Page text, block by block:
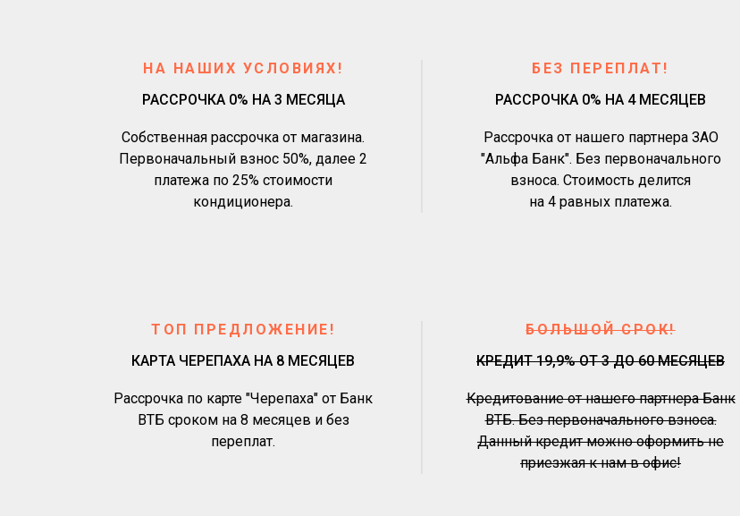
НА НАШИХ УСЛОВИЯХ!
РАССРОЧКА 0% НА 3 МЕСЯЦА
Собственная рассрочка от магазина.
Первоначальный взнос 50%, далее 2
платежа по 25% стоимости
кондиционера.
БЕЗ ПЕРЕПЛАТ!
РАССРОЧКА 0% НА 4 МЕСЯЦЕВ
Рассрочка от нашего партнера ЗАО
"Альфа Банк". Без первоначального
взноса. Стоимость делится
на 4 равных платежа.
ТОП ПРЕДЛОЖЕНИЕ!
КАРТА ЧЕРЕПАХА НА 8 МЕСЯЦЕВ
Рассрочка по карте "Черепаха" от Банк
ВТБ сроком на 8 месяцев и без
переплат.
БОЛЬШОЙ СРОК!
КРЕДИТ 19,9% ОТ 3 ДО 60 МЕСЯЦЕВ
Кредитование от нашего партнера Банк
ВТБ. Без первоначального взноса.
Данный кредит можно оформить не
приезжая к нам в офис!